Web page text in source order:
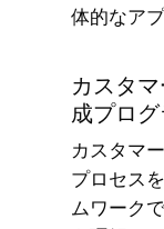
体的なア
カスタ
成プロ
カスタマ
プロセス
ムワーク